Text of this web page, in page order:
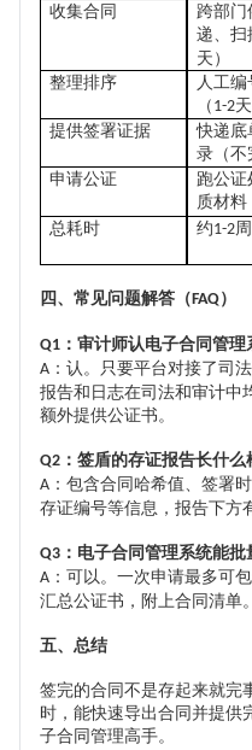
收集合同
跨部门
递、扫
天）
整理排序
人工
（ 1-2天
提供签署证据
快递底
录（不
申请公证
跑公证
质材料
总耗时
约1-2 周
四、常见问题解答（ FAQ）
Q1 ：审计师认电子合同管理
A ：认。只要平台对接了司
报告和日志在司法和审计中
额外提供公证书。
Q2 ：签盾的存证报告长什么
A ：包含合同哈希值、签署
存证编号等信息，报告下方
Q3 ：电子合同管理系统能批
A ：可以。一次申请最多可
汇总公证书，附上合同清单。
五、总结
签完的合同不是存起来就完
时，能快速导出合同并提供
子合同管理高手。